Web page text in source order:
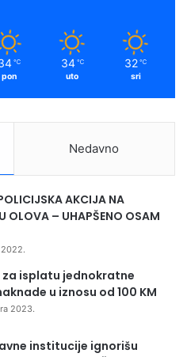
℃
pon
34 ℃
uto
32 ℃
sri
Nedavno
AKCIJA NA
OLOVA – UHAPŠENO OSAM
isplatu jednokratne
u iznosu od 100 KM
2023.
institucije ignorišu